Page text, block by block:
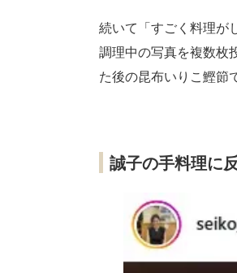
続いて「すごく料理が
調理中の写真を複数枚
た後の昆布いりこ鰹節
誠子の手料理に